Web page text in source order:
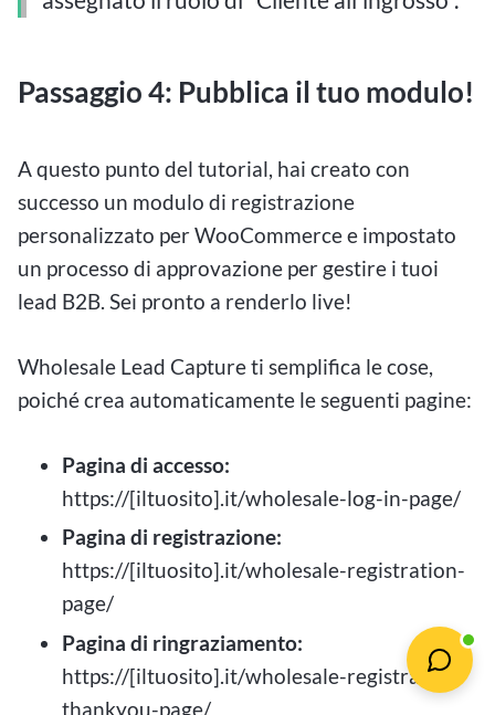
Passaggio 4: Pubblica il tuo modulo!
A questo punto del tutorial, hai creato con
successo un modulo di registrazione
personalizzato per WooCommerce e impostato
un processo di approvazione per gestire i tuoi
lead B2B. Sei pronto a renderlo live!
Wholesale Lead Capture ti semplifica le cose,
poiché crea automaticamente le seguenti pagine:
Pagina di accesso:
https://[iltuosito].it/wholesale-log-in-page/
Pagina di registrazione:
https://[iltuosito].it/wholesale-registration-
page/
Pagina di ringraziamento:
https://[iltuosito].it/wholesale-registration-
thankyou-page/